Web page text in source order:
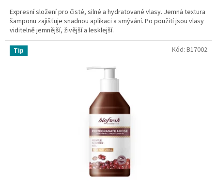
Expresní složení pro čisté, silné a hydratované vlasy. Jemná textura
šamponu zajišťuje snadnou aplikaci a smývání. Po použití jsou vlasy
viditelně jemnější, živější a lesklejší.
Tip Kód: B17002